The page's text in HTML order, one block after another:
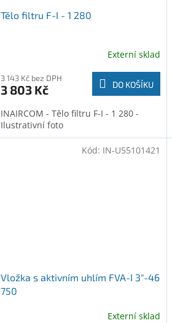
Tělo filtru F-I - 1 280
Externí sklad
3 143 Kč bez DPH
3 803 Kč DO KOŠÍKU
INAIRCOM - Tělo filtru F-I - 1 280 -
Ilustrativní foto
Vložka s aktivním uhlím FVA-I 3"-46
750
Externí sklad
Kód: IN-U55101421